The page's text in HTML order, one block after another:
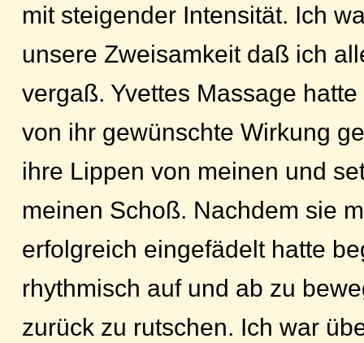
mit steigender Intensität. Ich
unsere Zweisamkeit daß ich
vergaß. Yvettes Massage
von ihr gewünschte Wirkung
ihre Lippen von meinen und
meinen Schoß. Nachdem sie
erfolgreich eingefädelt hatte
rhythmisch auf und ab zu
zurück zu rutschen. Ich war